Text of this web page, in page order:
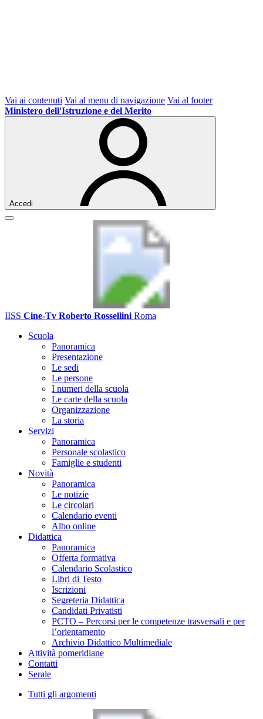
Vai ai contenuti Vai al menu di navigazione Vai al footer
Ministero dell'Istruzione e del Merito
Accedi
IISS Cine-Tv Roberto Rossellini Roma
Scuola
Panoramica
Presentazione
Le sedi
Le persone
I numeri della scuola
Le carte della scuola
Organizzazione
La storia
Servizi
Panoramica
Personale scolastico
Famiglie e studenti
Novità
Panoramica
Le notizie
Le circolari
Calendario eventi
Albo online
Didattica
Panoramica
Offerta formativa
Calendario Scolastico
Libri di Testo
Iscrizioni
Segreteria Didattica
Candidati Privatisti
PCTO – Percorsi per le competenze trasversali e per
l’orientamento
Archivio Didattico Multimediale
Attività pomeridiane
Contatti
Serale
Tutti gli argomenti